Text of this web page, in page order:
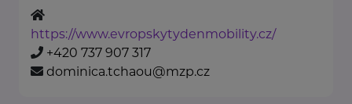
https://www.evropskytydenmobility.cz/
+420 737 907 317
dominica.tchaou@mzp.cz